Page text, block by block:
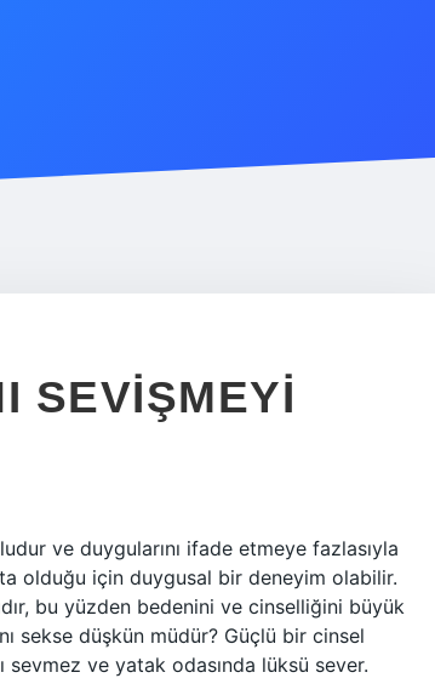
SEVIŞMEYI
ve duygularını ifade etmeye fazlasıyla
olduğu için duygusal bir deneyim olabilir.
bu yüzden bedenini ve cinselliğini büyük
sekse düşkün müdür? Güçlü bir cinsel
ve yatak odasında lüksü sever.